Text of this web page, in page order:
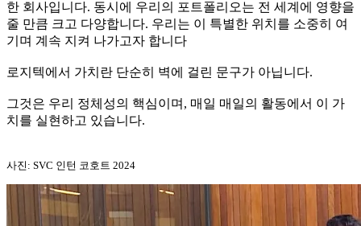
한 회사입니다. 동시에 우리의 포트폴리오는 전 세계에 영향을
줄 만큼 크고 다양합니다. 우리는 이 특별한 위치를 소중히 여
기며 계속 지켜 나가고자 합니다
로지텍에서 가치란 단순히 벽에 걸린 문구가 아닙니다.
그것은 우리 정체성의 핵심이며, 매일 매일의 활동에서 이 가
치를 실현하고 있습니다.
사진: SVC 인턴 코호트 2024